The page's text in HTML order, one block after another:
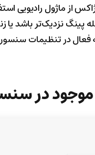
از ماژول رادیویی
پینگ نزدیک‌تر باشد
در تنظیمات
موجود در